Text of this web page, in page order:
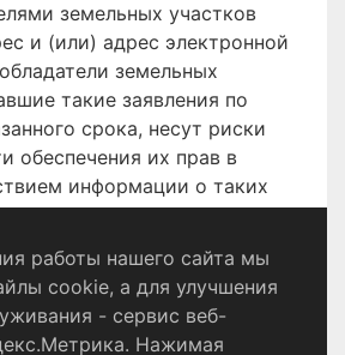
земельных участков
и (или) адрес электронной
земельных
такие заявления по
срока, несут риски
обеспечения их прав в
информации о таких
на земельные участки.
конфиденциальности
работы нашего сайта мы
cookie, а для улучшения
- сервис веб-
Нажимая